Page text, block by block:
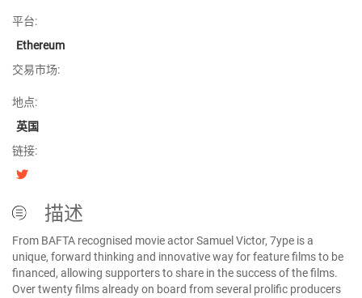
平台:
Ethereum
交易市场:
地点:
英国
链接:
描述
From BAFTA recognised movie actor Samuel Victor, 7ype is a
unique, forward thinking and innovative way for feature films to be
financed, allowing supporters to share in the success of the films.
Over twenty films already on board from several prolific producers